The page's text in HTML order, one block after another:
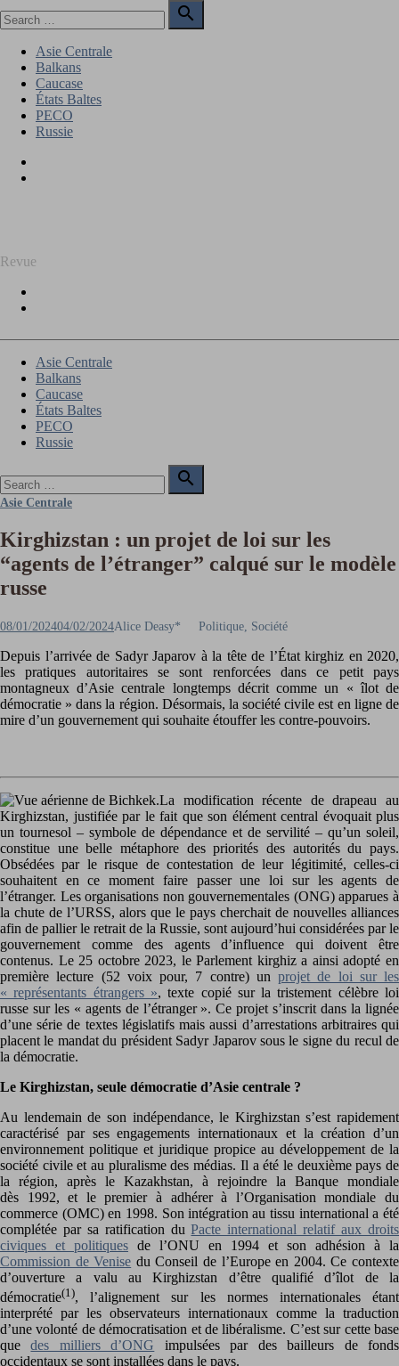
to
for:

Search
Asie Centrale
Balkans
Caucase
États Baltes
PECO
Russie
Revue
Asie Centrale
Balkans
Caucase
États Baltes
PECO
Russie
for:

Search
Asie Centrale
Kirghizstan : un projet de loi sur les
“agents de l’étranger” calqué sur le modèle
russe
Posted
08/01/202404/02/2024Author
Alice Deasy* Politique, Société
Depuis l’arrivée de Sadyr Japarov à la tête de l’État kirghiz en 2020,
les pratiques autoritaires se sont renforcées dans ce petit pays
montagneux d’Asie centrale longtemps décrit comme un « îlot de
démocratie » dans la région. Désormais, la société civile est en ligne de
mire d’un gouvernement qui souhaite étouffer les contre-pouvoirs.
La modification récente de drapeau au
Kirghizstan, justifiée par le fait que son élément central évoquait plus
un tournesol – symbole de dépendance et de servilité – qu’un soleil,
constitue une belle métaphore des priorités des autorités du pays.
Obsédées par le risque de contestation de leur légitimité, celles-ci
souhaitent en ce moment faire passer une loi sur les agents de
l’étranger. Les organisations non gouvernementales (ONG) apparues à
la chute de l’URSS, alors que le pays cherchait de nouvelles alliances
afin de pallier le retrait de la Russie, sont aujourd’hui considérées par le
gouvernement comme des agents d’influence qui doivent être
contenus. Le 25 octobre 2023, le Parlement kirghiz a ainsi adopté en
première lecture (52 voix pour, 7 contre) un projet de loi sur les
« représentants étrangers », texte copié sur la tristement célèbre loi
russe sur les « agents de l’étranger ». Ce projet s’inscrit dans la lignée
d’une série de textes législatifs mais aussi d’arrestations arbitraires qui
placent le mandat du président Sadyr Japarov sous le signe du recul de
la démocratie.
Le Kirghizstan, seule démocratie d’Asie centrale ?
Au lendemain de son indépendance, le Kirghizstan s’est rapidement
caractérisé par ses engagements internationaux et la création d’un
environnement politique et juridique propice au développement de la
société civile et au pluralisme des médias. Il a été le deuxième pays de
la région, après le Kazakhstan, à rejoindre la Banque mondiale
dès 1992, et le premier à adhérer à l’Organisation mondiale du
commerce (OMC) en 1998. Son intégration au tissu international a été
complétée par sa ratification duPacte international relatif aux droits
civiques et politiques de l’ONU en 1994 et son adhésion à la
Commission de Venise du Conseil de l’Europe en 2004. Ce contexte
d’ouverture a valu au Kirghizstan d’être qualifié d’îlot de la
démocratie(1), l’alignement sur les normes internationales étant
interprété par les observateurs internationaux comme la traduction
d’une volonté de démocratisation et de libéralisme. C’est sur cette base
quedes milliers d’ONG impulsées par des bailleurs de fonds
occidentaux se sont installées dans le pays.